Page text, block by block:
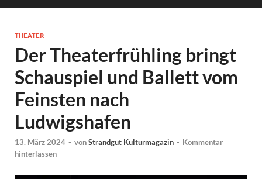
THEATER
Der Theaterfrühling bringt
Schauspiel und Ballett vom
Feinsten nach
Ludwigshafen
13. März 2024 - vonStrandgut Kulturmagazin - Kommentar
hinterlassen